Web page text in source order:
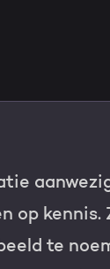
op kennis.
te